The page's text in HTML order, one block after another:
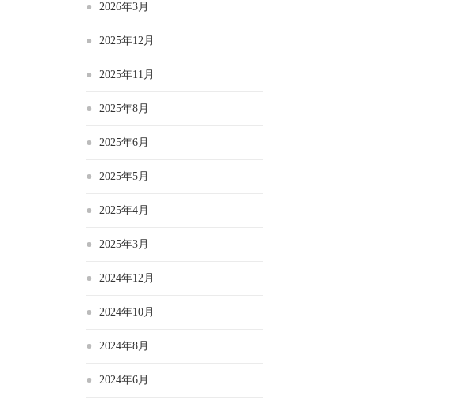
2026年3月
2025年12月
2025年11月
2025年8月
2025年6月
2025年5月
2025年4月
2025年3月
2024年12月
2024年10月
2024年8月
2024年6月